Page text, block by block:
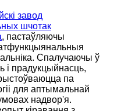
завод
шчотак
, пастаўляючы
Спалучаючы ў
і прадукцыйнасць,
па
для аптымальнай
надвор'я.